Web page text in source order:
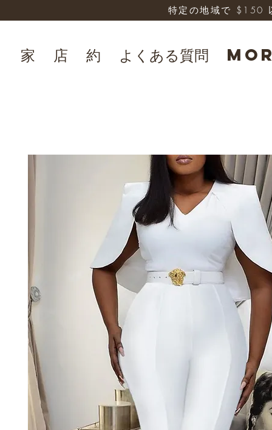
家 店 約 よくある質問
特定の地域で $150